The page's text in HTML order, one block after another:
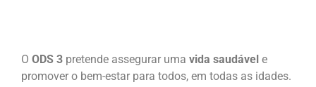
O ODS 3 pretende assegurar uma vida saudável e
promover o bem-estar para todos, em todas as idades.